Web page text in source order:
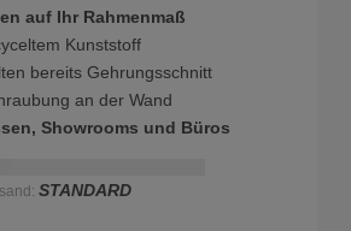
auf Ihr Rahmenmaß
Kunststoff
bereits Gehrungsschnitt
an der Wand
Showrooms und Büros
STANDARD